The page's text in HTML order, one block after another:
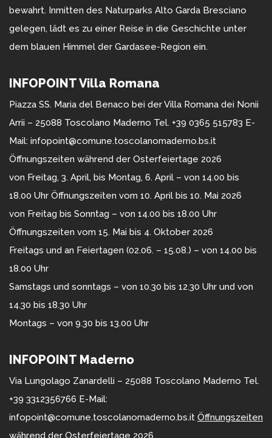
bewahrt. Inmitten des Naturparks Alto Garda Bresciano
gelegen, lädt es zu einer Reise in die Geschichte unter
dem blauen Himmel der Gardasee-Region ein.
INFOPOINT Villa Romana
Piazza SS. Maria del Benaco bei der Villa Romana dei Nonii
Arrii – 25088 Toscolano Maderno Tel. +39 0365 515783 E-
Mail: infopoint@comune.toscolanomaderno.bs.it
Öffnungszeiten während der Osterfeiertage 2026
von Freitag, 3. April, bis Montag, 6. April – von 14.00 bis
18.00 Uhr Öffnungszeiten vom 10. April bis 10. Mai 2026
von Freitag bis Sonntag – von 14.00 bis 18.00 Uhr
Öffnungszeiten vom 15. Mai bis 4. Oktober 2026
Freitags und an Feiertagen (02.06. – 15.08.) – von 14.00 bis
18.00 Uhr
Samstags und sonntags – von 10.30 bis 12.30 Uhr und von
14.30 bis 18.30 Uhr
Montags – von 9.30 bis 13.00 Uhr
INFOPOINT Maderno
Via Lungolago Zanardelli – 25088 Toscolano Maderno Tel.
+39 3312356766 E-Mail:
infopoint@comune.toscolanomaderno.bs.it Öffnungszeiten
während der Osterfeiertage 2026